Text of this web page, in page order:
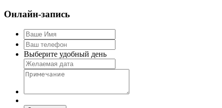
Онлайн-запись
Выберите удобный день